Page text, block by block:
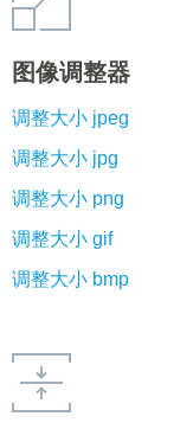
图像调整器
调整大小 jpeg
调整大小 jpg
调整大小 png
调整大小 gif
调整大小 bmp